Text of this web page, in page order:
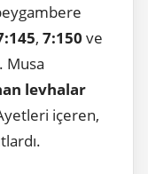
, 7:150 ve
Musa
levhalar
içeren,